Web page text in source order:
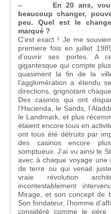
– En 20 ans, vous
beaucoup changer,
peu. Quel est le
marqué ?
C’est exact ! Je me
première fois en juillet
d’ouvrir ses portes. A
gigantesque qui compte
quasiment la fin de la
l’agglomération a étendu
directions, grignotant
Des casinos qui ont
l’Hacienda, le Sands,
le Landmark, et plus
étaient encore tous en
ont tous été détruits par
des casinos encore
somptueux. J’ai vu ainsi le
avec à chaque voyage une
de terre ou qui venait
vraie révolution
incontestablement
Mirage, et son concept de
Son fondateur, l’homme
considéré comme le